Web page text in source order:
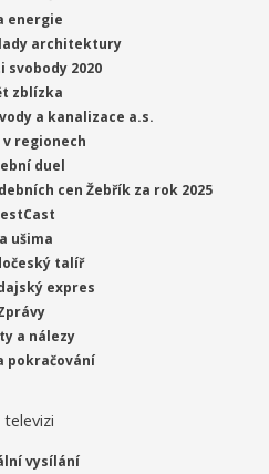
energie
architektury
svobody 2020
zblízka
a kanalizace a.s.
v regionech
duel
cen Žebřík za rok 2025
ušima
talíř
expres
a nálezy
pokračování
televizi
vysílání